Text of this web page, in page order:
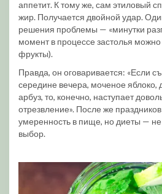
аппетит. К тому же, сам этиловый
жир. Получается двойной удар.
решения проблемы — «минутки
момент в процессе застолья
фрукты).
Правда, он оговаривается: «Если
середине вечера, моченое яблоко,
арбуз, то, конечно, наступает
отрезвление». После же
умеренность в пище, но диеты —
выбор.